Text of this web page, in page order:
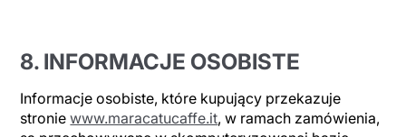
8. INFORMACJE OSOBISTE
Informacje osobiste, które kupujący przekazuje
stroniewww.maracatucaffe.it, w ramach zamówienia,